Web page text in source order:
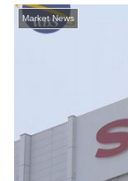
Market News